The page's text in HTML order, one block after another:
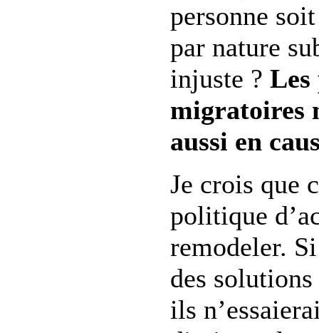
personne
par nature
injuste ? Les
migratoires
aussi en
Je crois que
politique
remodeler.
des
ils